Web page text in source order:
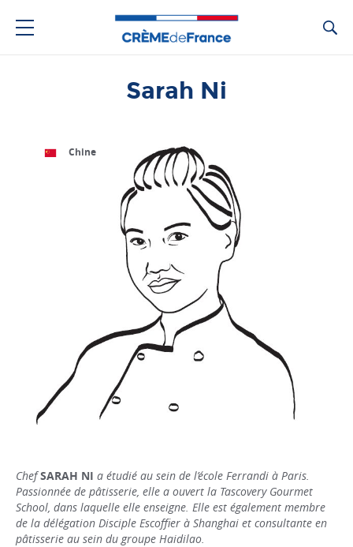
Sarah Ni
Chine
ChefSARAH NI a étudié au sein de l’école Ferrandi à Paris.
Passionnée de pâtisserie, elle a ouvert la Tascovery Gourmet
School, dans laquelle elle enseigne. Elle est également membre
de la délégation Disciple Escoffier à Shanghai et consultante en
pâtisserie au sein du groupe Haidilao.